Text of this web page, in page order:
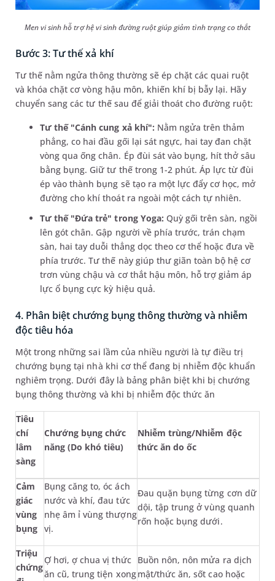
Men vi sinh hỗ trợ hệ vi sinh đường ruột giúp giảm tình trạng co thắt
Bước 3: Tư thế xả khí
Tư thế nằm ngửa thông thường sẽ ép chặt các quai ruột
và khóa chặt cơ vòng hậu môn, khiến khí bị bẫy lại. Hãy
chuyển sang các tư thế sau để giải thoát cho đường ruột:
Tư thế "Cánh cung xả khí": Nằm ngửa trên thảm
phẳng, co hai đầu gối lại sát ngực, hai tay đan chặt
vòng qua ống chân. Ép đùi sát vào bụng, hít thở sâu
bằng bụng. Giữ tư thế trong 1-2 phút. Áp lực từ đùi
ép vào thành bụng sẽ tạo ra một lực đẩy cơ học, mở
đường cho khí thoát ra ngoài một cách tự nhiên.
Tư thế "Đứa trẻ" trong Yoga: Quỳ gối trên sàn, ngồi
lên gót chân. Gập người về phía trước, trán chạm
sàn, hai tay duỗi thẳng dọc theo cơ thể hoặc đưa về
phía trước. Tư thế này giúp thư giãn toàn bộ hệ cơ
trơn vùng chậu và cơ thắt hậu môn, hỗ trợ giảm áp
lực ổ bụng cực kỳ hiệu quả.
4. Phân biệt chướng bụng thông thường và nhiễm
độc tiêu hóa
Một trong những sai lầm của nhiều người là tự điều trị
chướng bụng tại nhà khi cơ thể đang bị nhiễm độc khuẩn
nghiêm trọng. Dưới đây là bảng phân biệt khi bị chướng
bụng thông thường và khi bị nhiễm độc thức ăn
Tiêu
chí
lâm
sàng
Chướng bụng chức
năng (Do khó tiêu)
Nhiễm trùng/Nhiễm độc
thức ăn do ốc
Cảm
giác
vùng
bụng
Bụng căng to, óc ách
nước và khí, đau tức
nhẹ âm ỉ vùng thượng
vị.
Đau quặn bụng từng cơn dữ
dội, tập trung ở vùng quanh
rốn hoặc bụng dưới.
Triệu
chứng
Ợ hơi, ợ chua vị thức
ăn cũ, trung tiện xong
Buồn nôn, nôn mửa ra dịch
mật/thức ăn, sốt cao hoặc